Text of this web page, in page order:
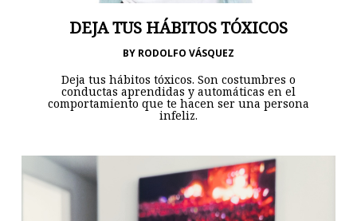
DEJA TUS HÁBITOS TÓXICOS
BY RODOLFO VÁSQUEZ
Deja tus hábitos tóxicos. Son costumbres o
conductas aprendidas y automáticas en el
comportamiento que te hacen ser una persona
infeliz.